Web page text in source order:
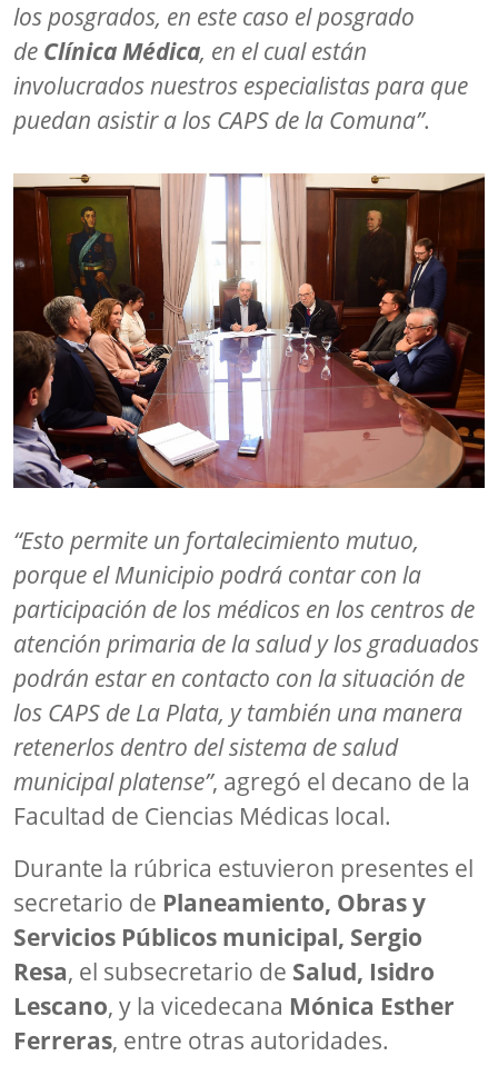
los posgrados, en este caso el posgrado
de Clínica Médica, en el cual están
involucrados nuestros especialistas para que
puedan asistir a los CAPS de la Comuna”.
“Esto permite un fortalecimiento mutuo,
porque el Municipio podrá contar con la
participación de los médicos en los centros de
atención primaria de la salud y los graduados
podrán estar en contacto con la situación de
los CAPS de La Plata, y también una manera
retenerlos dentro del sistema de salud
municipal platense”, agregó el decano de la
Facultad de Ciencias Médicas local.
Durante la rúbrica estuvieron presentes el
secretario de Planeamiento, Obras y
Servicios Públicos municipal, Sergio
Resa, el subsecretario de Salud, Isidro
Lescano, y la vicedecana Mónica Esther
Ferreras, entre otras autoridades.